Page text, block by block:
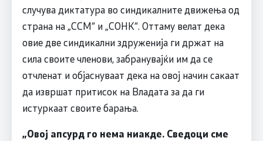
случува диктатура во синдикалните движења од
страна на „ССМ“ и „СОНК“. Оттаму велат дека
овие две синдикални здруженија ги држат на
сила своите членови, забранувајќи им да се
отчленат и објаснуваат дека на овој начин сакаат
да извршат притисок на Владата за да ги
истуркаат своите барања.
„Овој апсурд го нема ниакде. Сведоци сме